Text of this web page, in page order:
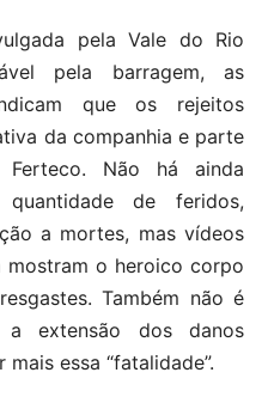
pela Vale do Rio
pela barragem, as
que os rejeitos
da companhia e parte
Não há ainda
de feridos,
a mortes, mas vídeos
o heroico corpo
Também não é
a extensão dos danos
essa “fatalidade”.